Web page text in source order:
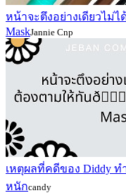
หน้าจะตึงอย่างเดียวไม่ไ
MaskJannie Cnp
เหตุผลที่คดีของ Diddy ทำ
หนักcandy